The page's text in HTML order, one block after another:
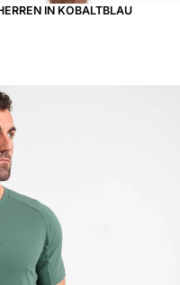
IN KOBALTBLAU